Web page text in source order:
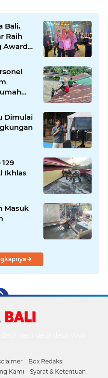
Bali,
Raih
Awards
Dimulai
Ikhlas
Masuk
Box Redaksi
Kami Syarat & Ketentuan